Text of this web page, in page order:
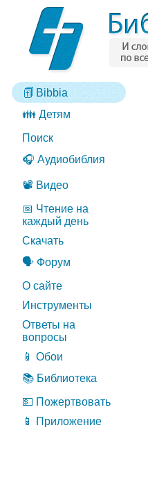
Bibbia
👪 Детям
Поиск
🎧 Аудиобиблия
📽️ Видео
📅 Чтение на
каждый день
Скачать
🗣️ Форум
О сайте
Инструменты
Ответы на
вопросы
📱 Обои
📚 Библиотека
💵 Пожертвовать
📱 Приложение